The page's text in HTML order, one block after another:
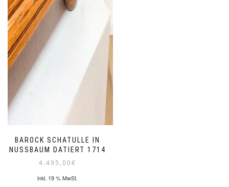
BAROCK SCHATULLE IN
NUSSBAUM DATIERT 1714
4.495,00€
inkl. 19 % MwSt.